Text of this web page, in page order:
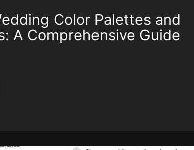
Color Palettes and
A Comprehensive Guide